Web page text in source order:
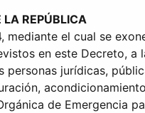
LA REPÚBLICA
mediante el cual se
en este Decreto, a
personas jurídicas,
de Emergencia